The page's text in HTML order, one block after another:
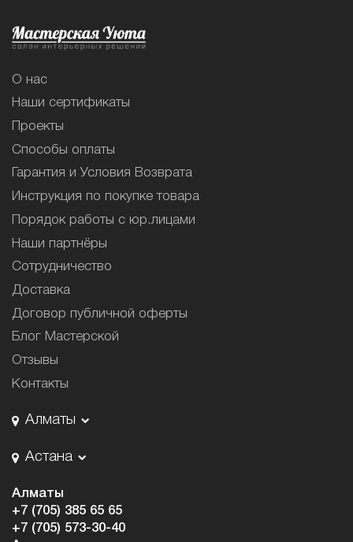
О нас
Наши сертификаты
Проекты
Способы оплаты
Гарантия и Условия Возврата
Инструкция по покупке товара
Порядок работы с юр.лицами
Наши партнёры
Сотрудничество
Доставка
Договор публичной оферты
Блог Мастерской
Отзывы
Контакты
Алматы
Астана
Алматы
+7 (705) 385 65 65
+7 (705) 573-30-40